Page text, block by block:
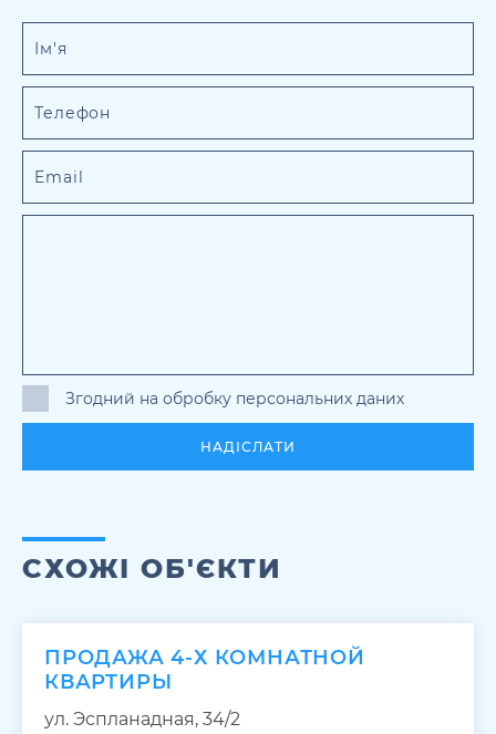
Згодний на обробку персональних даних
НАДІСЛАТИ
СХОЖІ ОБ'ЄКТИ
ПРОДАЖА 4-Х КОМНАТНОЙ
КВАРТИРЫ
ул. Эспланадная, 34/2